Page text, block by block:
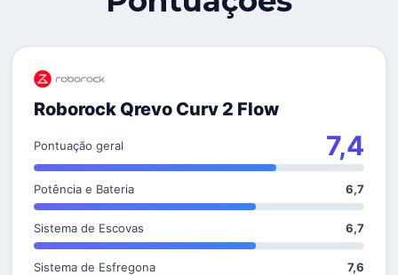
Roborock Qrevo Curv 2 Flow
Pontuação geral 7,4
Potência e Bateria 6,7
Sistema de Escovas 6,7
Sistema de Esfregona 7,6